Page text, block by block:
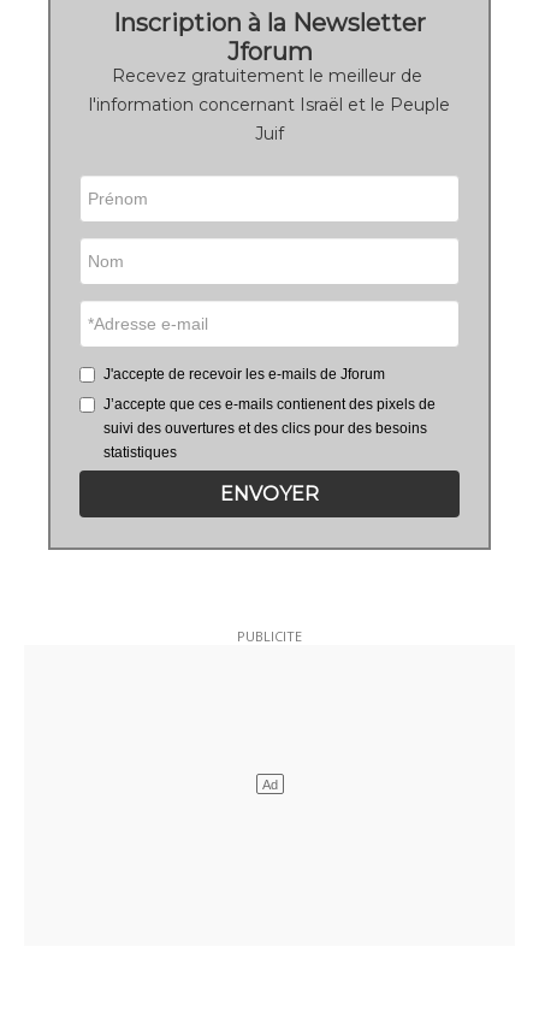
Inscription à la Newsletter
Jforum
Recevez gratuitement le meilleur de
l'information concernant Israël et le Peuple
Juif
J'accepte de recevoir les e-mails de Jforum
J’accepte que ces e-mails contienent des pixels de
suivi des ouvertures et des clics pour des besoins
statistiques
ENVOYER